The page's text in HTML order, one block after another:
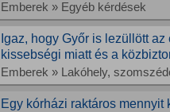
Emberek » Egyéb kérdések
Igaz, hogy Győr is lezüllött
kissebségi miatt és a
Emberek » Lakóhely,
Egy kórházi raktáros